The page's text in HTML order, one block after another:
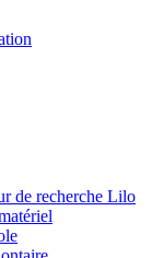
de recherche Lilo